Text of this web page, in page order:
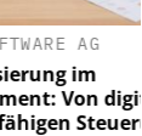
AG
im
Von digitaler
Steuerung